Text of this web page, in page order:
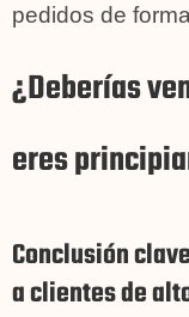
pedidos de
¿Deberías
eres
Conclusión
a clientes de